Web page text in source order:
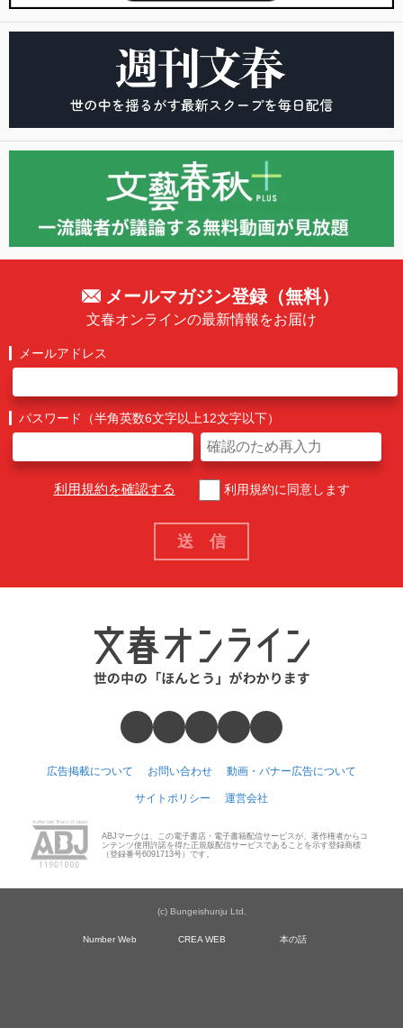
メールマガジン登録（無料）
文春オンラインの最新情報をお届け
メールアドレス
パスワード（半角英数6文字以上12文字以下）
利用規約を確認する 利用規約に同意します
広告掲載について お問い合わせ 動画・バナー広告について
サイトポリシー 運営会社
ABJマークは、この電子書店・電子書籍配信サービスが、著作権者からコ
ンテンツ使用許諾を得た正規版配信サービスであることを示す登録商標
（登録番号6091713号）です。
(c) Bungeishunju Ltd.
Number Web CREA WEB 本の話